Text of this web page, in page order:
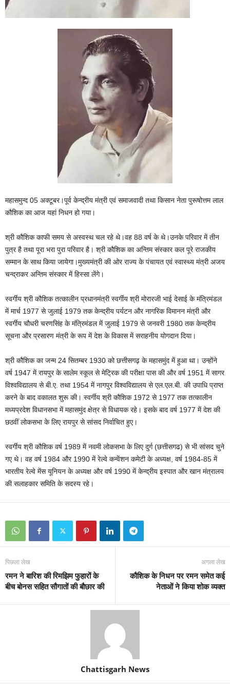
महासमुन्द 05 अक्टूबर।पूर्व केन्द्रीय मंत्री एवं समाजवादी तथा किसान नेता पुरूषोत्तम लाल
कौशिक का आज यहां निधन हो गया।
श्री कौशिक काफी समय से अस्वस्थ चल रहे थे।वह 88 वर्ष के थे।उनके परिवार में तीन
पुत्र है तथा पूरा भरा पुरा परिवार है। श्री कौशिक का अन्तिम संस्कार कल पूरे राजकीय
सम्मान के साथ किया जायेगा।मुख्यमंत्री की ओर राज्य के पंचायत एवं स्वास्थ्य मंत्री अजय
चन्द्राकर अन्तिम संस्कार में हिस्सा लेंगे।
स्वर्गीय श्री कौशिक तत्कालीन प्रधानमंत्री स्वर्गीय श्री मोरारजी भाई देसाई के मंत्रिमंडल
में मार्च 1977 से जुलाई 1979 तक केन्द्रीय पर्यटन और नागरिक विमानन मंत्री और
स्वर्गीय चौधरी चरणसिंह के मंत्रिमंडल में जुलाई 1979 से जनवरी 1980 तक केन्द्रीय
सूचना और प्रसारण मंत्री के रूप में देश के विकास में सराहनीय योगदान दिया।
श्री कौशिक का जन्म 24 सितम्बर 1930 को छत्तीसगढ़ के महासमुंद में हुआ था। उन्होंने
वर्ष 1947 में रायपुर के सालेम स्कूल से मेट्रिक की परीक्षा पास की और वर्ष 1951 में सागर
विश्वविद्यालय से बी.ए. तथा 1954 में नागपुर विश्वविद्यालय से एल.एल.बी. की उपाधि प्राप्त
करने के बाद वकालत शुरू की। स्वर्गीय श्री कौशिक 1972 से 1977 तक तत्कालीन
मध्यप्रदेश विधानसभा में महासमुंद क्षेत्र से विधायक रहे। इसके बाद वर्ष 1977 में देश की
छठवीं लोकसभा के लिए रायपुर से सांसद निर्वाचित हुए।
स्वर्गीय श्री कौशिक वर्ष 1989 में नवमी लोकसभा के लिए दुर्ग (छत्तीसगढ) से भी सांसद चुने
गए थे। वह वर्ष 1984 और 1990 में रेल्वे कन्वेंशन कमेटी के अध्यक्ष, वर्ष 1984-85 में
भारतीय रेल्वे मेंस यूनियन के अध्यक्ष और वर्ष 1990 में केन्द्रीय इस्पात और खान मंत्रालय
की सलाहकार समिति के सदस्य रहे।
पिछला लेख
रमन ने बारिश की रिमझिम फुहारों के
बीच बोनस सहित सौगातों की बौछार की
अगला लेख
कौशिक के निधन पर रमन समेत कई
नेताओं ने किया शोक व्यक्त
Chattisgarh News